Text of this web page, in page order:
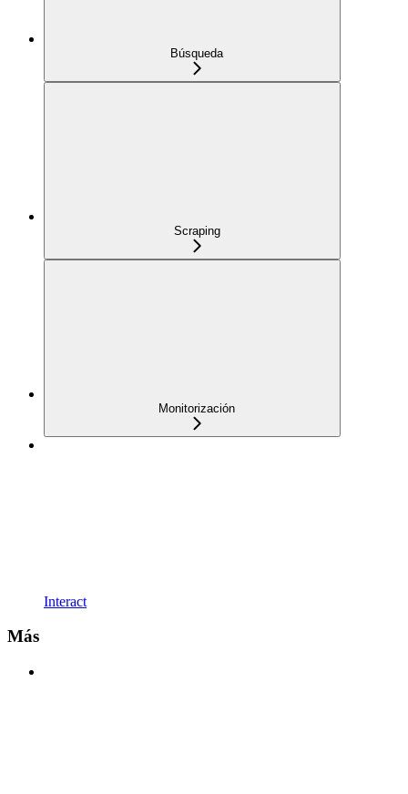
Búsqueda
Scraping
Monitorización
Interact
Más